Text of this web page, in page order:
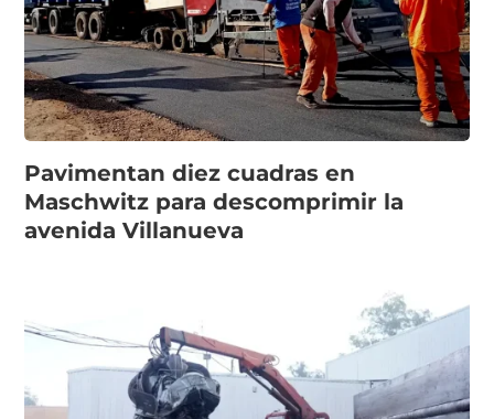
Pavimentan diez cuadras en
Maschwitz para descomprimir la
avenida Villanueva